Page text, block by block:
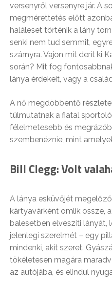
versenyről versenyre jár. A
megmérettetés előtt
haláleset történik a lány
senki nem tud semmit,
szárnyra. Vajon mit derít ki
során? Mit fog
lánya érdekeit, vagy a
A nő megdöbbentő
túlmutatnak a fiatal
félelmetesebb és
szembenéznie, mint
Bill Clegg: Volt
A lánya esküvőjét
kártyavárként omlik össze,
balesetben elveszíti lányát,
jelenlegi szerelmét – egy
mindenki, akit szeret.
tökéletesen magára
az autójába, és elindul